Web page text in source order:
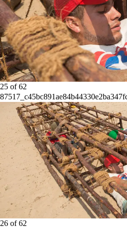
25 of62
26 of62